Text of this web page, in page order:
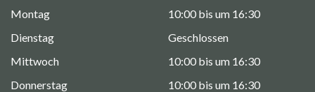
Montag
10:00 bis um 16:30
Dienstag
Geschlossen
Mittwoch
10:00 bis um 16:30
Donnerstag
10:00 bis um 16:30